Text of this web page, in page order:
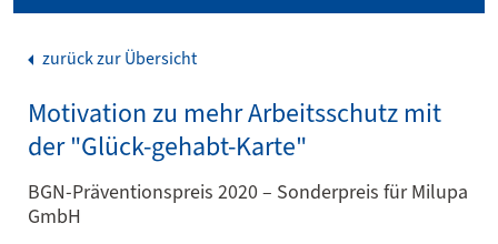
zurück zur Übersicht
Motivation zu mehr Arbeitsschutz mit
der "Glück-gehabt-Karte"
BGN-Präventionspreis 2020 – Sonderpreis für Milupa
GmbH